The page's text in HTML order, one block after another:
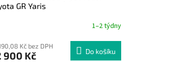
GR Yaris
1–2 týdny
Kč bez DPH
900 Kč Do košíku